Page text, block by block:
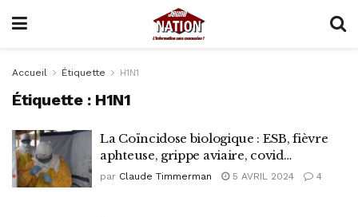
Accueil Étiquette H1N1
Étiquette : H1N1
La Coïncidose biologique : ESB, fièvre
aphteuse, grippe aviaire, covid…
par Claude Timmerman 5 AVRIL 2024 4